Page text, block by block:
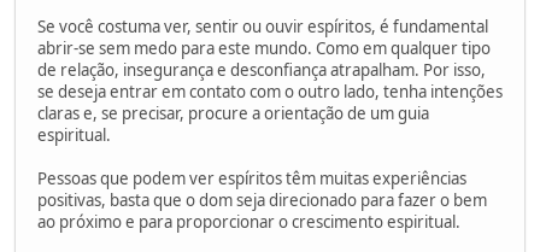
Se você costuma ver, sentir ou ouvir espíritos, é fundamental
abrir-se sem medo para este mundo. Como em qualquer tipo
de relação, insegurança e desconfiança atrapalham. Por isso,
se deseja entrar em contato com o outro lado, tenha intenções
claras e, se precisar, procure a orientação de um guia
espiritual.
Pessoas que podem ver espíritos têm muitas experiências
positivas, basta que o dom seja direcionado para fazer o bem
ao próximo e para proporcionar o crescimento espiritual.